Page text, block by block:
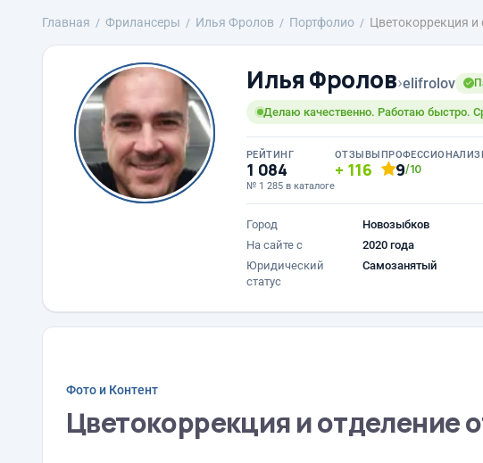
Главная Фрилансеры Илья Фролов Портфолио Цветокоррекция и
Илья Фролов›elifrolov
Делаю качественно. Работаю быстро.
РЕЙТИНГ
1 084
№ 1 285 в каталоге
ОТЗЫВЫ
116 9/10
Город
Новозыбков
На сайте с
2020 года
Юридический
статус
Самозанятый
Фото и Контент
Цветокоррекция и отделение